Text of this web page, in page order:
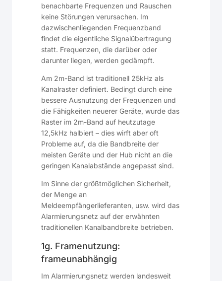
benachbarte Frequenzen und Rauschen
keine Störungen verursachen. Im
dazwischenliegenden Frequenzband
findet die eigentliche Signalübertragung
statt. Frequenzen, die darüber oder
darunter liegen, werden gedämpft.
Am 2m-Band ist traditionell 25kHz als
Kanalraster definiert. Bedingt durch eine
bessere Ausnutzung der Frequenzen und
die Fähigkeiten neuerer Geräte, wurde das
Raster im 2m-Band auf heutzutage
12,5kHz halbiert – dies wirft aber oft
Probleme auf, da die Bandbreite der
meisten Geräte und der Hub nicht an die
geringen Kanalabstände angepasst sind.
Im Sinne der größtmöglichen Sicherheit,
der Menge an
Meldeempfängerlieferanten, usw. wird das
Alarmierungsnetz auf der erwähnten
traditionellen Kanalbandbreite betrieben.
1g. Framenutzung:
frameunabhängig
Im Alarmierungsnetz werden landesweit